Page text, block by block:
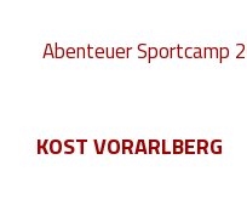
Abenteuer Sportcamp
KOST VORARLBERG